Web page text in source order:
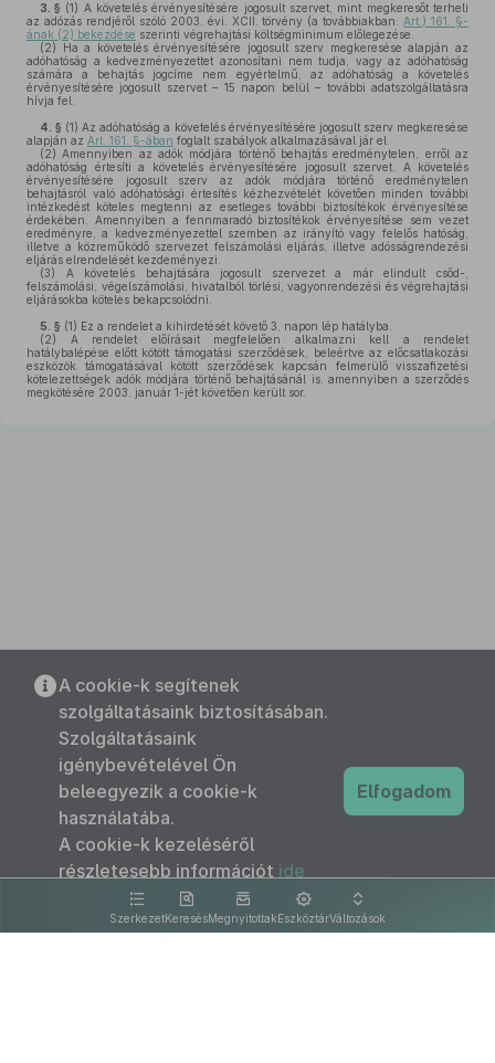
3. § (1) A követelés érvényesítésére jogosult szervet, mint megkeresőt terheli
az adózás rendjéről szóló 2003. évi. XCII. törvény (a továbbiakban: Art.) 161. §-
ának (2) bekezdése szerinti végrehajtási költségminimum előlegezése.
(2) Ha a követelés érvényesítésére jogosult szerv megkeresése alapján az
adóhatóság a kedvezményezettet azonosítani nem tudja, vagy az adóhatóság
számára a behajtás jogcíme nem egyértelmű, az adóhatóság a követelés
érvényesítésére jogosult szervet – 15 napon belül – további adatszolgáltatásra
hívja fel.
4. § (1) Az adóhatóság a követelés érvényesítésére jogosult szerv megkeresése
alapján az Art. 161. §-ában foglalt szabályok alkalmazásával jár el.
(2) Amennyiben az adók módjára történő behajtás eredménytelen, erről az
adóhatóság értesíti a követelés érvényesítésére jogosult szervet. A követelés
érvényesítésére jogosult szerv az adók módjára történő eredménytelen
behajtásról való adóhatósági értesítés kézhezvételét követően minden további
intézkedést köteles megtenni az esetleges további biztosítékok érvényesítése
érdekében. Amennyiben a fennmaradó biztosítékok érvényesítése sem vezet
eredményre, a kedvezményezettel szemben az irányító vagy felelős hatóság,
illetve a közreműködő szervezet felszámolási eljárás, illetve adósságrendezési
eljárás elrendelését kezdeményezi.
(3) A követelés behajtására jogosult szervezet a már elindult csőd-,
felszámolási, végelszámolási, hivatalból törlési, vagyonrendezési és végrehajtási
eljárásokba köteles bekapcsolódni.
5. § (1) Ez a rendelet a kihirdetését követő 3. napon lép hatályba.
(2) A rendelet előírásait megfelelően alkalmazni kell a rendelet
hatálybalépése előtt kötött támogatási szerződések, beleértve az előcsatlakozási
eszközök támogatásával kötött szerződések kapcsán felmerülő visszafizetési
kötelezettségek adók módjára történő behajtásánál is, amennyiben a szerződés
megkötésére 2003. január 1-jét követően került sor.
SzerkezetKeresésMegnyitottakEszköztárVáltozások
A cookie-k segítenek
szolgáltatásaink biztosításában.
Szolgáltatásaink
igénybevételével Ön
beleegyezik a cookie-k
használatába.
A cookie-k kezeléséről
részletesebb információt ide
kattintva olvashat.
Elfogadom